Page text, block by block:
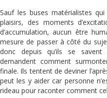
Sauf les buses matérialistes
plaisirs, des moments
d’accumulation, aucun être
mesure de passer à côté du
donc depuis qu’ils se
demandent comment
finale. Ils tentent de deviner
peut les y aider car personne
rideau pour raconter comment